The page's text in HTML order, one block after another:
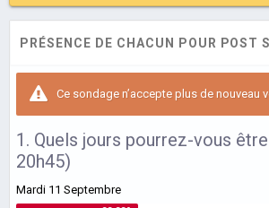
PRÉSENCE DE CHACUN POUR POST
Ce sondage n’accepte plus de nouveau
1. Quels jours pourrez-vous
20h45)
Mardi 11 Septembre